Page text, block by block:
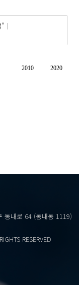
"
2010 2020
동내로 64 (동내동 1119)
RESERVED